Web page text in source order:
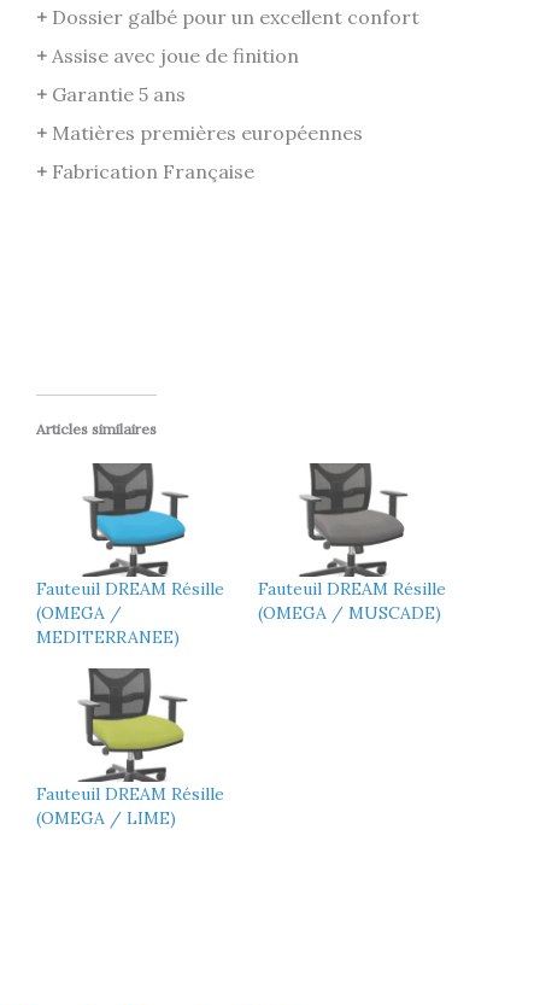
+ Dossier galbé pour un excellent confort
+ Assise avec joue de finition
+ Garantie 5 ans
+ Matières premières européennes
+ Fabrication Française
Articles similaires
Fauteuil DREAM Résille
(OMEGA /
MEDITERRANEE)
Fauteuil DREAM Résille
(OMEGA / MUSCADE)
Fauteuil DREAM Résille
(OMEGA / LIME)